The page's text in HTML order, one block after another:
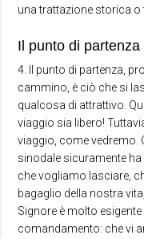
una trattazione storica o
Il punto di partenza
4. Il punto di partenza,
cammino, è ciò che si
qualcosa di attrattivo.
viaggio sia libero!
viaggio, come vedremo.
sinodale sicuramente
che vogliamo lasciare,
bagaglio della nostra
Signore è molto
comandamento: che vi